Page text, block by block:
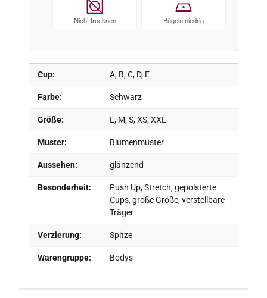
Cup: A, B, C, D, E
Farbe: Schwarz
Größe: L, M, S, XS, XXL
Muster: Blumenmuster
Aussehen: glänzend
Besonderheit:
Push Up, Stretch, gepolsterte
Cups, große Größe, verstellbare
Träger
Verzierung: Spitze
Warengruppe: Bodys
Nicht trocknen Bügeln niedrig